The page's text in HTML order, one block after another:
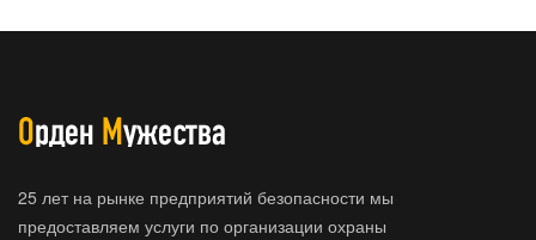
25 лет на рынке предприятий безопасности мы
предоставляем услуги по организации охраны